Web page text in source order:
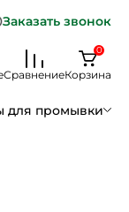
Заказать звонок
СравнениеКорзина
0
для промывки